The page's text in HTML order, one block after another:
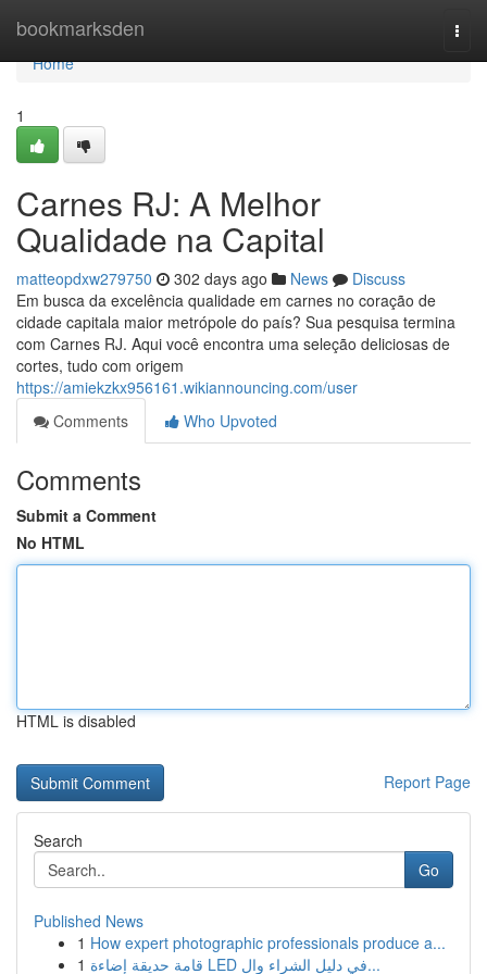
bookmarksden
Home
Home
1
Carnes RJ: A Melhor
Qualidade na Capital
matteopdxw279750 302 days ago News
Discuss
Em busca da excelência qualidade em carnes no coração de
cidade capitala maior metrópole do país? Sua pesquisa termina
com Carnes RJ. Aqui você encontra uma seleção deliciosas de
cortes, tudo com origem
https://amiekzkx956161.wikiannouncing.com/user
Comments
Who Upvoted
Comments
Submit a Comment
No HTML
HTML is disabled
Report Page
Search
Go
Published News
1 How expert photographic professionals produce a...
1
قامة حديقة إضاءة LED في دليل الشراء وال...